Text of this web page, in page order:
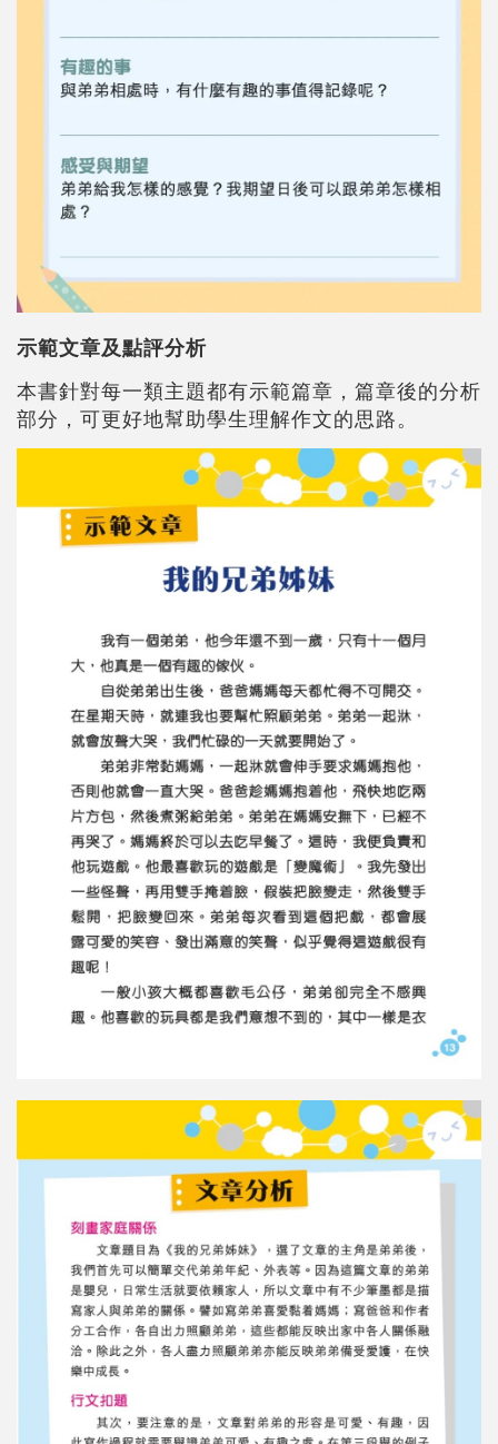
示範文章及點評分析
本書針對每一類主題都有示範篇章，篇章後的分析
部分，可更好地幫助學生理解作文的思路。